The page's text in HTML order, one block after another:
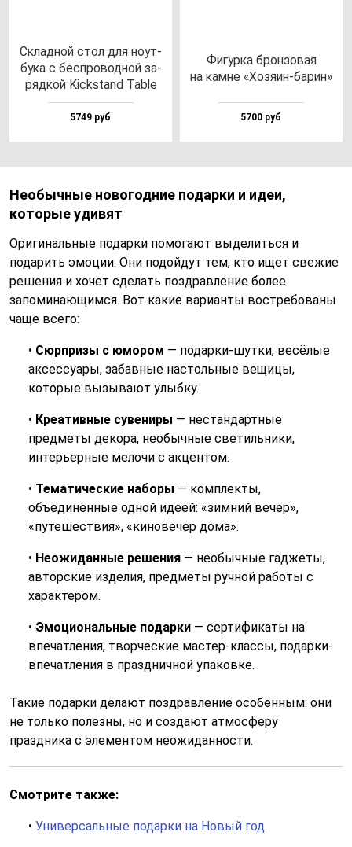
Склад­ной стол для но­ут­
бу­ка с бес­про­вод­ной за­
ряд­кой Kick­stand Tab­le
5749 руб
Фигур­ка брон­зо­вая
на кам­не «Хозя­ин-ба­рин»
5700 руб
Необычные новогодние подарки и идеи,
которые удивят
Оригинальные подарки помогают выделиться и
подарить эмоции. Они подойдут тем, кто ищет свежие
решения и хочет сделать поздравление более
запоминающимся. Вот какие варианты востребованы
чаще всего:
• Сюрпризы с юмором — подарки-шутки, весёлые
аксессуары, забавные настольные вещицы,
которые вызывают улыбку.
• Креативные сувениры — нестандартные
предметы декора, необычные светильники,
интерьерные мелочи с акцентом.
• Тематические наборы — комплекты,
объединённые одной идеей: «зимний вечер»,
«путешествия», «киновечер дома».
• Неожиданные решения — необычные гаджеты,
авторские изделия, предметы ручной работы с
характером.
• Эмоциональные подарки — сертификаты на
впечатления, творческие мастер-классы, подарки-
впечатления в праздничной упаковке.
Такие подарки делают поздравление особенным: они
не только полезны, но и создают атмосферу
праздника с элементом неожиданности.
Смотрите также:
• Универсальные подарки на Новый год